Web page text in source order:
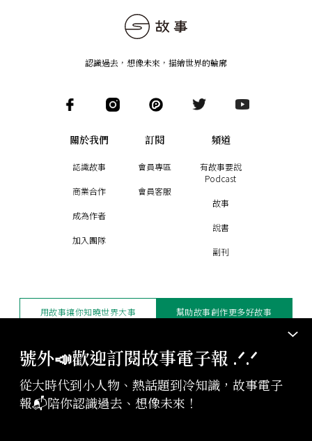
號外📣歡迎訂閱故事電子報 .ᐟ‪‪.ᐟ
從大時代到小人物、熱話題到冷知識，故事電子
報📬陪你認識過去、想像未來！
認識過去，想像未來 ， 描繪世界的輪廓
關於我們
認識故事
商業合作
成為作者
加入團隊
訂閱
會員專區
會員客服
頻道
有故事要說
Podcast
故事
說書
副刊
版權聲明與轉載規範
授權與合作：contact@storystudio.tw
用故事讓你知曉世界大事 幫助故事創作更多好故事